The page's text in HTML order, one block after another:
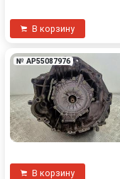
В корзину
№ AP55087976
В корзину